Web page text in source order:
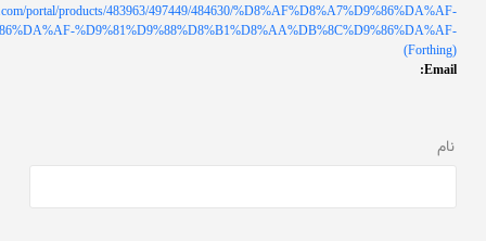
portal/products/483963/497449/484630/%D8%AF%D8%A7%D9%86%DA%AF-
%D9%81%D9%88%D8%B1%D8%AA%DB%8C%D9%86%DA%AF-
(Forthing)
Email:
نام